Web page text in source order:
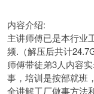
内容介绍:
主讲师傅已是本行业
频.（解压后共计24.7G
师傅带徒弟3人内容
事，培训是按部就班
全讲解工厂做事方法